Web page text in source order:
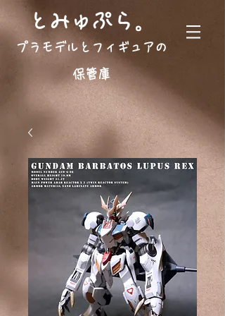
とみゅぷら 。
プラモデルとフィギュアの
保管庫